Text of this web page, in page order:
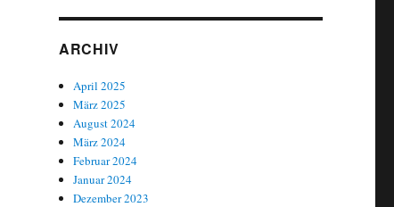
ARCHIV
April 2025
März 2025
August 2024
März 2024
Februar 2024
Januar 2024
Dezember 2023